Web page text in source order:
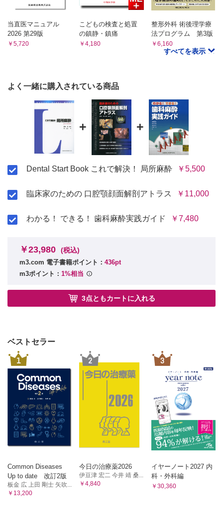
広範囲に奏効させたいときの麻酔法
SRP 時の麻酔
歯周外科での麻酔
抜歯時の浸潤麻酔の実際
5 章 小外科時の麻酔
小外科での麻酔の考え方
埋伏智歯抜歯時の麻酔／上顎の場合
インプラント体植立時の麻酔
原因を考える
麻酔が効かない場合の対処法／患者側に問題がある場合
「撤退」する勇気をもとう！
2 章 下顎孔伝達麻酔
下顎孔への伝達麻酔
下顎孔伝達麻酔に必要な解剖学
下顎孔伝達麻酔の実際
上顎における伝達麻酔
COLUMN 6 舌神経を麻酔するには
COLUMN 7 翼突下顎隙
3 章 知っておくと便利な精神鎮静法
精神鎮静法とその適応症
笑気吸入鎮静法
静脈内鎮静法
1 章 局所麻酔時の局所的偶発症
当直医マニュアル
2026 第29版
￥5,720
こどもの検査と処置
の鎮静・鎮痛
￥4,180
整形外科 術後理学療
法プログラム 第3版
￥6,160
すべてを表示
よく一緒に購入されている商品
+ +
Dental Start Book これで解決！ 局所麻酔 ￥5,500
臨床家のための 口腔顎顔面解剖アトラス ￥11,000
わかる！ できる！ 歯科麻酔実践ガイド ￥7,480
￥23,980 (税込)
m3.com 電子書籍ポイント： 436pt
m3ポイント： 1%相当
3点ともカートに入れる
ベストセラー
1
Common Diseases
Up to date 改訂2版
板金 広 上田 剛士 矢吹...
￥13,200
2
今日の治療薬2026
伊豆津 宏二 今井 靖 桑...
￥4,840
3
イヤーノート2027 内
科・外科編
￥30,360